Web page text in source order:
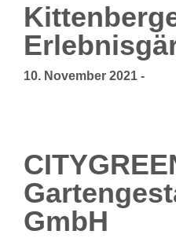
10. November 2021 -
GmbH